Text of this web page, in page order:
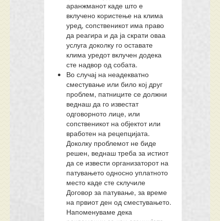
аранжманот каде што е
вклучено користење на клима
уред, сопственикот има право
да реагира и да ја скрати оваа
услуга доколку го оставате
клима уредот вклучен додека
сте надвор од собата.
Во случај на неадекватно
сместување или било кој друг
проблем, патниците се должни
веднаш да го известат
одговорното лице, или
сопственикот на објектот или
вработен на рецепцијата.
Доколку проблемот не биде
решен, веднаш треба за истиот
да се извести организаторот на
патувањето односно уплатното
место каде сте склучиле
Договор за патување, за време
на првиот ден од сместувањето.
Напоменуваме дека